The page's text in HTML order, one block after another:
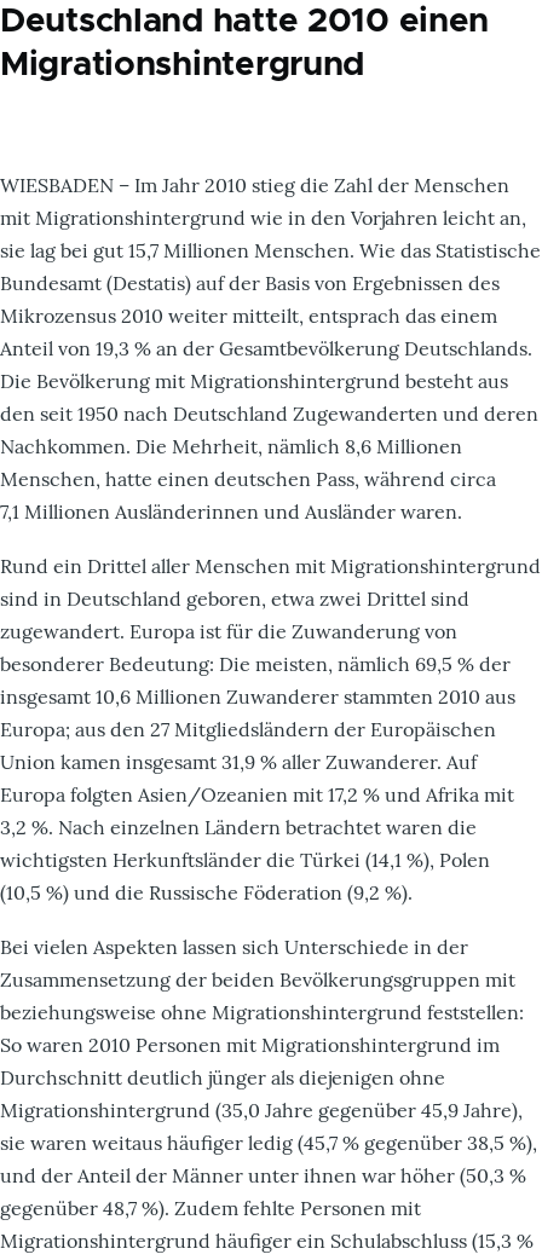
Deutschland hatte 2010 einen
Migrationshintergrund
WIESBADEN – Im Jahr 2010 stieg die Zahl der Menschen
mit Migrationshintergrund wie in den Vorjahren leicht an,
sie lag bei gut 15,7 Millionen Menschen. Wie das Statistische
Bundesamt (Destatis) auf der Basis von Ergebnissen des
Mikrozensus 2010 weiter mitteilt, entsprach das einem
Anteil von 19,3 % an der Gesamtbevölkerung Deutschlands.
Die Bevölkerung mit Migrationshintergrund besteht aus
den seit 1950 nach Deutschland Zugewanderten und deren
Nachkommen. Die Mehrheit, nämlich 8,6 Millionen
Menschen, hatte einen deutschen Pass, während circa
7,1 Millionen Ausländerinnen und Ausländer waren.
Rund ein Drittel aller Menschen mit Migrationshintergrund
sind in Deutschland geboren, etwa zwei Drittel sind
zugewandert. Europa ist für die Zuwanderung von
besonderer Bedeutung: Die meisten, nämlich 69,5 % der
insgesamt 10,6 Millionen Zuwanderer stammten 2010 aus
Europa; aus den 27 Mitgliedsländern der Europäischen
Union kamen insgesamt 31,9 % aller Zuwanderer. Auf
Europa folgten Asien/Ozeanien mit 17,2 % und Afrika mit
3,2 %. Nach einzelnen Ländern betrachtet waren die
wichtigsten Herkunftsländer die Türkei (14,1 %), Polen
(10,5 %) und die Russische Föderation (9,2 %).
Bei vielen Aspekten lassen sich Unterschiede in der
Zusammensetzung der beiden Bevölkerungsgruppen mit
beziehungsweise ohne Migrationshintergrund feststellen:
So waren 2010 Personen mit Migrationshintergrund im
Durchschnitt deutlich jünger als diejenigen ohne
Migrationshintergrund (35,0 Jahre gegenüber 45,9 Jahre),
sie waren weitaus häufiger ledig (45,7 % gegenüber 38,5 %),
und der Anteil der Männer unter ihnen war höher (50,3 %
gegenüber 48,7 %). Zudem fehlte Personen mit
Migrationshintergrund häufiger ein Schulabschluss (15,3 %